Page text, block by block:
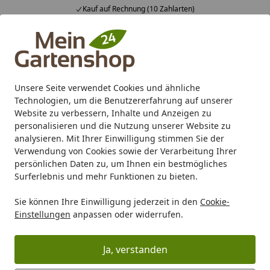
Unsere Seite verwendet Cookies und ähnliche
Technologien, um die Benutzererfahrung auf unserer
Website zu verbessern, Inhalte und Anzeigen zu
personalisieren und die Nutzung unserer Website zu
analysieren. Mit Ihrer Einwilligung stimmen Sie der
Verwendung von Cookies sowie der Verarbeitung Ihrer
persönlichen Daten zu, um Ihnen ein bestmögliches
Surferlebnis und mehr Funktionen zu bieten.
Sie können Ihre Einwilligung jederzeit in den Cookie-
Einstellungen anpassen oder widerrufen.
Ja, verstanden
Kauf auf Rechnung (10 Zahlarten)
Alle Produkte
Mein Konto
Suchen
Karibu Pools inkl. gratis Sandfilteranlage & Pool-
Starterset (Gesamtwert bis 468,99€)
Startseite
Marken Oase Living Water Oase Teichprodukte
Oase Schwimmteichpumpen
Ihre Artikelübersicht